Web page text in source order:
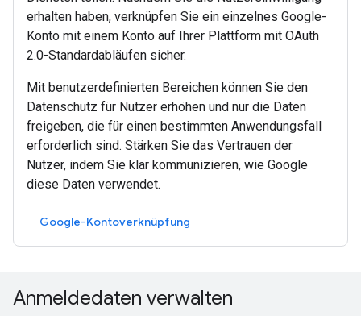
erhalten haben, verknüpfen Sie ein einzelnes Google-
Konto mit einem Konto auf Ihrer Plattform mit OAuth
2.0-Standardabläufen sicher.
Mit benutzerdefinierten Bereichen können Sie den
Datenschutz für Nutzer erhöhen und nur die Daten
freigeben, die für einen bestimmten Anwendungsfall
erforderlich sind. Stärken Sie das Vertrauen der
Nutzer, indem Sie klar kommunizieren, wie Google
diese Daten verwendet.
Google-Kontoverknüpfung
Anmeldedaten verwalten